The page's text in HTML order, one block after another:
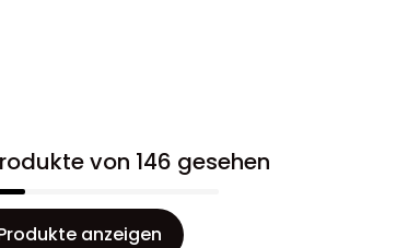
von 146 gesehen
anzeigen